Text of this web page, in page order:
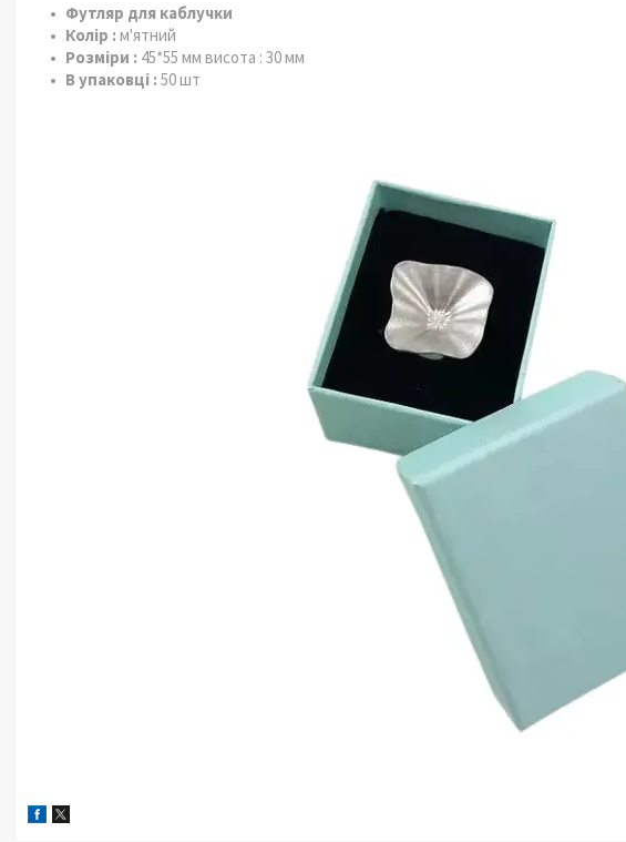
Футляр для каблучки
Колір : м'ятний
Розміри : 45*55 мм висота : 30 мм
В упаковці : 50 шт